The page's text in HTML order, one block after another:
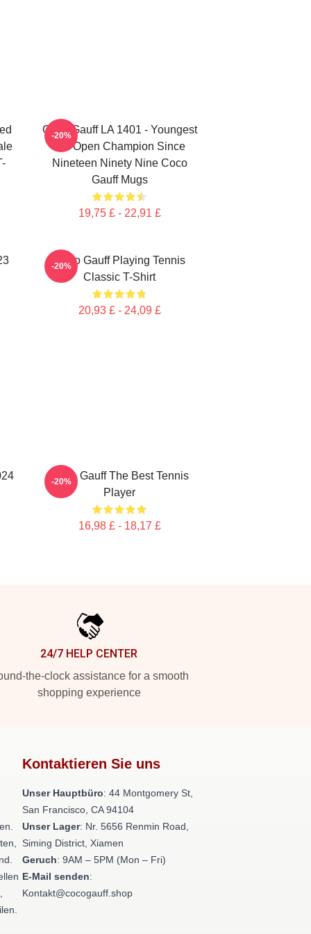
Coco Gauff LA 1401 - Youngest
US Open Champion Since
Nineteen Ninety Nine Coco
Gauff Mugs
19,75 £ - 22,91 £
-20%
Coco Gauff Playing Tennis
Classic T-Shirt
20,93 £ - 24,09 £
-20%
Coco Gauff The Best Tennis
Player
16,98 £ - 18,17 £
-20%
24/7 HELP CENTER
the-clock assistance for a smooth
shopping experience
Kontaktieren Sie uns
Unser Hauptbüro: 44 Montgomery St,
San Francisco, CA 94104
Unser Lager: Nr. 5656 Renmin Road,
Siming District, Xiamen
Geruch: 9AM – 5PM (Mon – Fri)
E-Mail senden:
Kontakt@cocogauff.shop